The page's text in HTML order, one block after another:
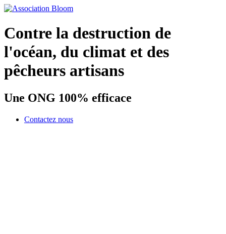
Contre la destruction de
l'océan, du climat et des
pêcheurs artisans
Une ONG 100% efficace
Contactez nous